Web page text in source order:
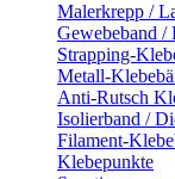
Malerkrepp /
Gewebeband /
Strapping-
Metall-
Anti-Rutsch
Isolierband /
Filament-
Klebepunkte